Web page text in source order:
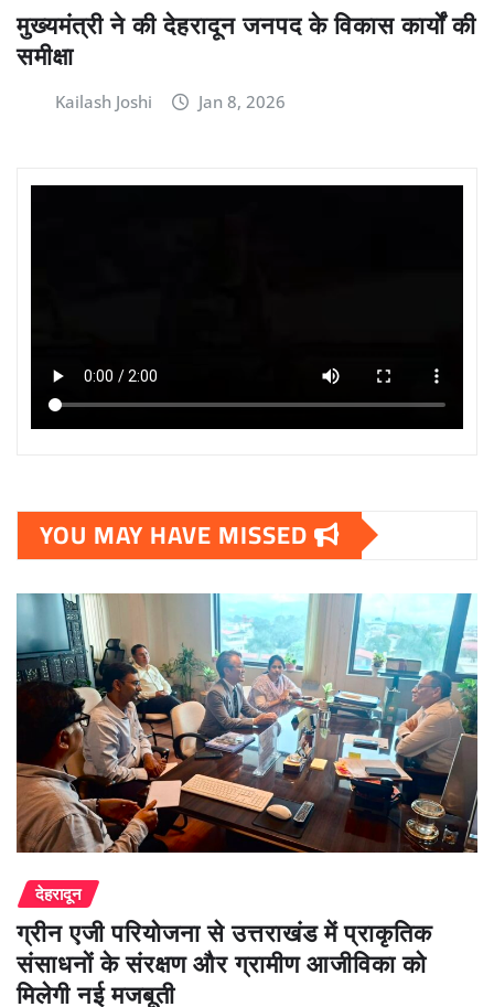
मुख्यमंत्री ने की देहरादून जनपद के विकास कार्यों की
समीक्षा
Kailash Joshi Jan 8, 2026
YOU MAY HAVE MISSED
देहरादून
ग्रीन एजी परियोजना से उत्तराखंड में प्राकृतिक
संसाधनों के संरक्षण और ग्रामीण आजीविका को
मिलेगी नई मजबूती